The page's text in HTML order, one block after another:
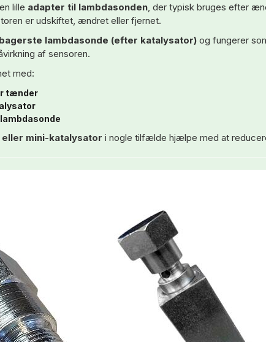
lille adapter til lambdasonden, der typisk bruges efter
er udskiftet, ændret eller fjernet.
lambdasonde (efter katalysator)og fungerer
af sensoren.
med:
tænder
eller mini-katalysator i nogle tilfælde hjælpe med at